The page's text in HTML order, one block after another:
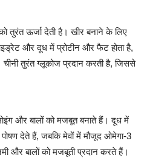
तुरंत ऊर्जा देती है। खीर बनाने के लिए
और दूध में प्रोटीन और फैट होता है,
तुरंत ग्लूकोज प्रदान करती है, जिससे
और बालों को मजबूत बनाते हैं। दूध में
देते हैं, जबकि मेवों में मौजूद ओमेगा-3
और बालों को मजबूती प्रदान करते हैं।